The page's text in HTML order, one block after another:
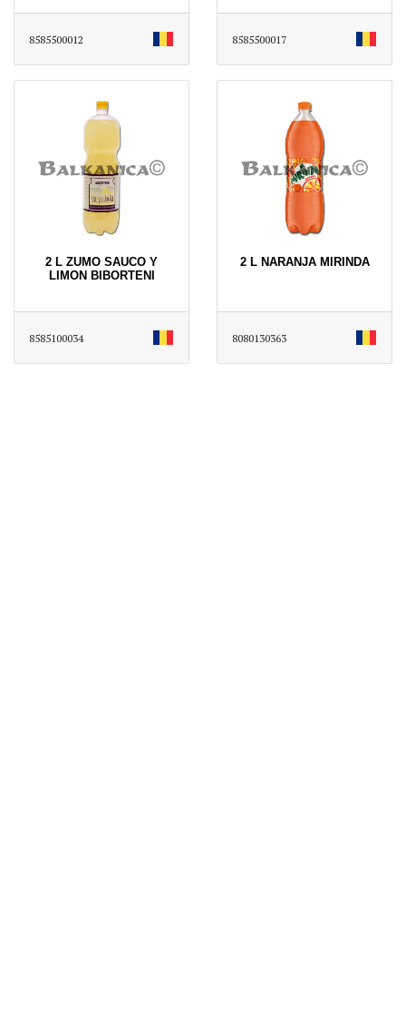
8585500012 8585500017
2 L ZUMO SAUCO Y
LIMON BIBORTENI
8585100034
2 L NARANJA MIRINDA
8080130363